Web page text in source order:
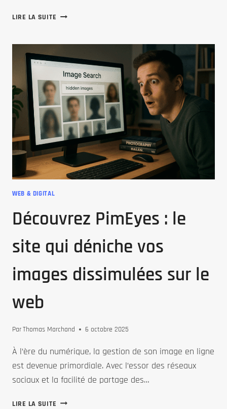
LIRE LA SUITE RED
:
TOUT
CE
QU’IL
FAUT
SAVOIR
SUR
SA
DATE
DE
LANCEMENT,
RUMEURS
ET
RÉVÉLATIONS
LE
GAMEPLAY
WEB & DIGITAL
Découvrez PimEyes : le
site qui déniche vos
images dissimulées sur le
web
ParThomas Marchand 6 octobre 2025
À l’ère du numérique, la gestion de son image en ligne
est devenue primordiale. Avec l’essor des réseaux
sociaux et la facilité de partage des…
LIRE LA SUITE DÉCOUVREZ